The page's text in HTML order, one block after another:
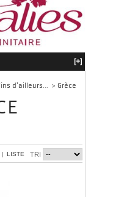
[+]
d'ailleurs... > Grèce
TRI
| LISTE